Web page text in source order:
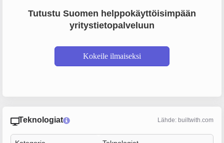
Tutustu Suomen helppokäyttöisimpään
yritystietopalveluun
Kokeile ilmaiseksi
Teknologiat Lähde: builtwith.com